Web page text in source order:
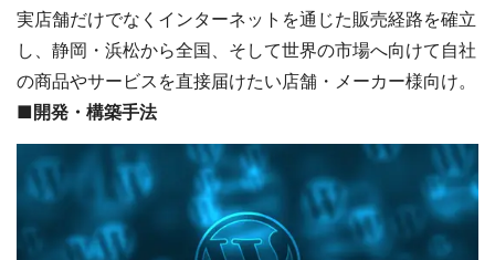
実店舗だけでなくインターネットを通じた販売経路を確立
し、静岡・浜松から全国、そして世界の市場へ向けて自社
の商品やサービスを直接届けたい店舗・メーカー様向け。
■開発・構築手法